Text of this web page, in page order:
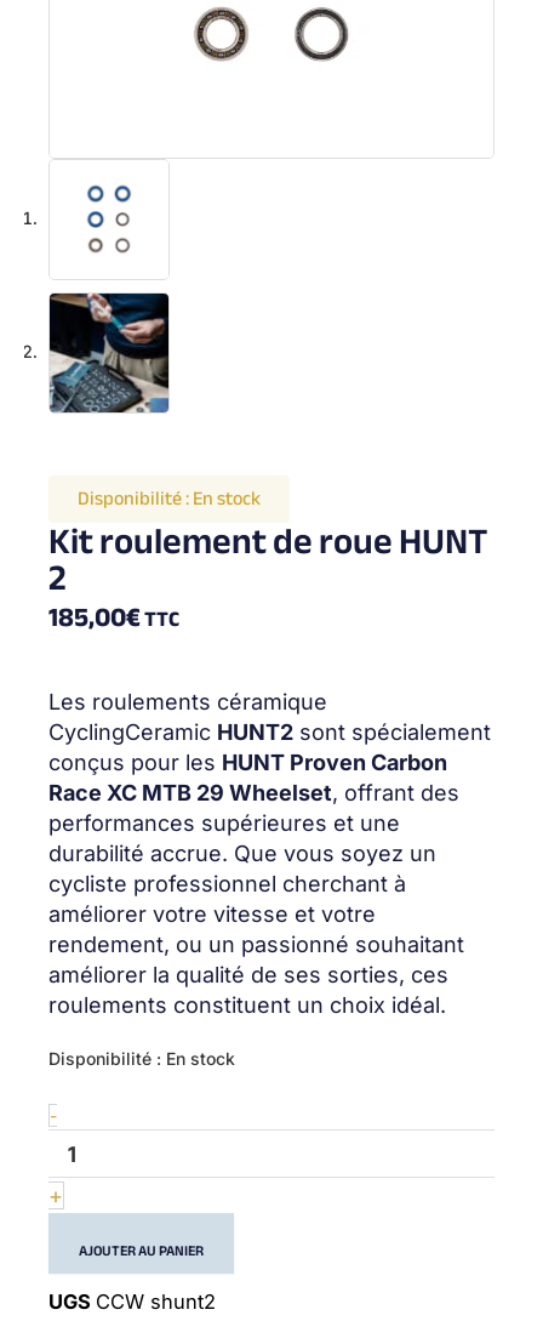
Disponibilité :En stock
Kit roulement de roue HUNT
2
185,00€TTC
Les roulements céramique
CyclingCeramic HUNT2 sont spécialement
conçus pour les HUNT Proven Carbon
Race XC MTB 29 Wheelset, offrant des
performances supérieures et une
durabilité accrue. Que vous soyez un
cycliste professionnel cherchant à
améliorer votre vitesse et votre
rendement, ou un passionné souhaitant
améliorer la qualité de ses sorties, ces
roulements constituent un choix idéal.
Disponibilité : En stock
-
quantité
Wheel
bearing
kit
HUNT
2
+
AJOUTER AU PANIER
UGS CCW shunt2